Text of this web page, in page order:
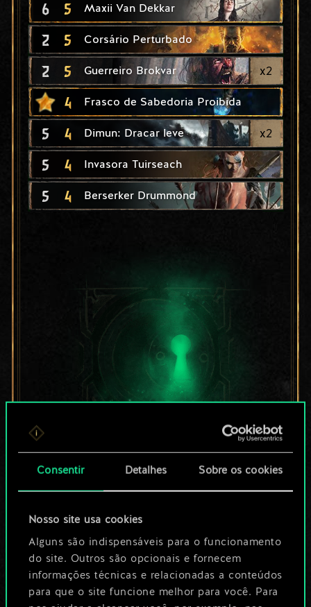
Consentir Detalhes Sobre os cookies
Nosso site usa cookies
Alguns são indispensáveis para o funcionamento
do site. Outros são opcionais e fornecem
informações técnicas e relacionadas a conteúdos
para que o site funcione melhor para você. Para
6 5 Maxii Van Dekkar
2 5 Corsário Perturbado
2 5 Guerreiro Brokvar x2
4 Frasco de Sabedoria Proibida
5 4 Dimun: Dracar leve x2
5 4 Invasora Tuirseach
5 4 Berserker Drummond
Por enquanto, isto é
apenas um conjunto
de cartas
compartilhado.
No entanto, dá para